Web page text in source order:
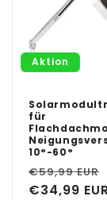
Aktion
für
10°-60°
Normaler
Preis
€59,99 EUR
€34,99